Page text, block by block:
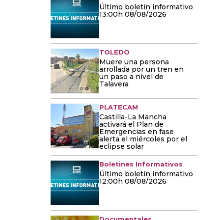
Último boletín informativo
13:00h 08/08/2026
TOLEDO
Muere una persona
arrollada por un tren en
un paso a nivel de
Talavera
PLATECAM
Castilla-La Mancha
activará el Plan de
Emergencias en fase
alerta el miércoles por el
eclipse solar
Boletines Informativos
Último boletín informativo
12:00h 08/08/2026